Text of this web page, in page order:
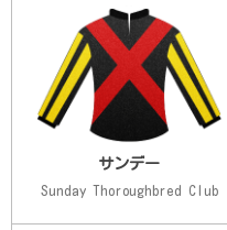
サンデー
Sunday Thoroughbred Club